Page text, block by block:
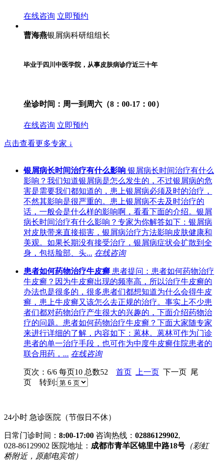
在线咨询 立即预约
曹海燕银屑病科研组组长
毕业于四川中医学院，从事皮肤病诊疗近三十年
坐诊时间： 周一到周六（8：00-17：00）
在线咨询 立即预约
点击查看更多专家 ↓
银屑病长时间治疗有什么影响 银屑病长时间治疗有什么
影响？我们知道银屑病是怎么发生的，不过银屑病的危
害是需要我们都知道的，患上银屑病必须及时的治疗，
不然其影响是很严重的。患上银屑病不去及时治疗的
话，一般会是什么样的影响啊，看看下面的介绍。银屑
病长时间治疗有什么影响？专家为你解答如下：银屑病
对皮肤带来直接损害，银屑病治疗方法影响皮肤健康和
美观。如果长期没有接受治疗，银屑病症状会扩散到全
身，包括脸部、头... 在线咨询
患者如何药物治疗牛皮癣 患者提问：患者如何药物治疗
牛皮癣？因为牛皮癣出现的频率高，所以治疗牛皮癣的
办法也是很多的，很多患者们都想知道为什么会得牛皮
癣，患上牛皮癣又该怎么去正规的治疗。事实上不少患
者们都对药物治疗产生很大的兴趣的，下面介绍药物治
疗的问题。患者如何药物治疗牛皮癣？下面大家随专家
来进行详细的了解，内容如下：蒽林。蒽林可作为门诊
患者的单一治疗手段，也可作为中度牛皮癣住院患者的
联合用药，... 在线咨询
页次：6/6 每页10 总数52 首页 上一页 下一页 尾
页 转到:
24小时 急诊医院（节假日不休）
日常门诊时间： 8:00-17:00 咨询热线： 02886129902,
028-86129902 医院地址： 成都市青羊区锦里中路18号 （彩虹
桥附近，原邮电宾馆）